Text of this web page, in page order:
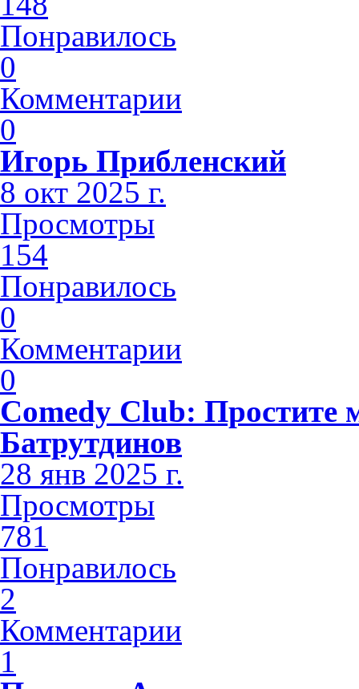
Понравилось
0
Комментарии
0
Игорь Прибленский
8 окт 2025 г.
Просмотры
154
Понравилось
0
Комментарии
0
Comedy Club:
Батрутдинов
28 янв 2025 г.
Просмотры
781
Понравилось
2
Комментарии
1